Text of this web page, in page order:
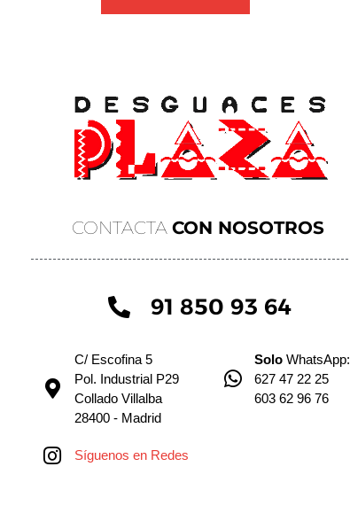
CONTACTACON NOSOTROS
91 850 93 64
C/ Escofina 5
Pol. Industrial P29
Collado Villalba
28400 - Madrid
Solo WhatsApp:
627 47 22 25
603 62 96 76
Síguenos en Redes